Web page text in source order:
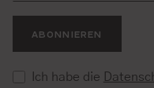
ABONNIEREN
Ich habe die